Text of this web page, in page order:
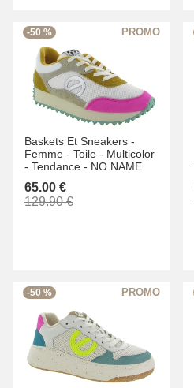
-50 %
Baskets Et Sneakers -
Femme - Toile - Multicolor
- Tendance - NO NAME
65.00 €
129.90 €
-50 %